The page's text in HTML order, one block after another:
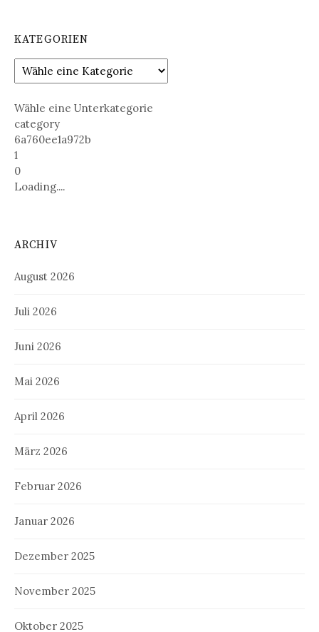
KATEGORIEN
Wähle eine Unterkategorie
category
6a760ee1a972b
1
0
Loading....
ARCHIV
August 2026
Juli 2026
Juni 2026
Mai 2026
April 2026
März 2026
Februar 2026
Januar 2026
Dezember 2025
November 2025
Oktober 2025